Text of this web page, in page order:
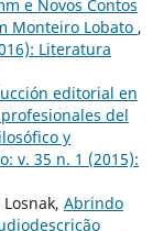
e Novos Contos
Monteiro Lobato ,
Literatura
editorial en
del
y
v. 35 n. 1 (2015):
Abrindo